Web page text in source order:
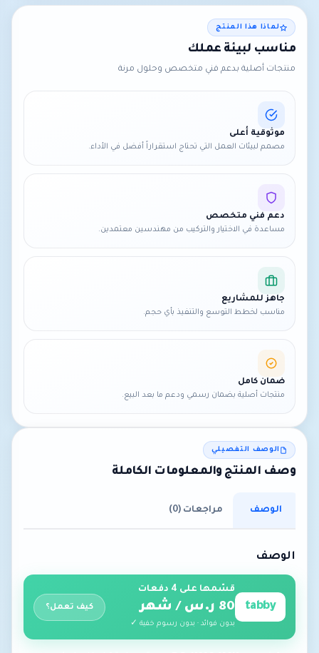
لماذا هذا المنتج
مناسب لبيئة عملك
منتجات أصلية بدعم فني متخصص وحلول مرنة
موثوقية أعلى
مصمم لبيئات العمل التي تحتاج استقراراً أفضل في الأداء.
دعم فني متخصص
مساعدة في الاختيار والتركيب من مهندسين معتمدين.
جاهز للمشاريع
مناسب لخطط التوسع والتنفيذ بأي حجم.
ضمان كامل
منتجات أصلية بضمان رسمي ودعم ما بعد البيع.
الوصف التفصيلي
وصف المنتج والمعلومات الكاملة
الوصف مراجعات (0)
الوصف
tabby
قسّمها على 4 دفعات
80 ر.س / شهر
بدون فوائد · بدون رسوم خفية ✓
كيف تعمل؟